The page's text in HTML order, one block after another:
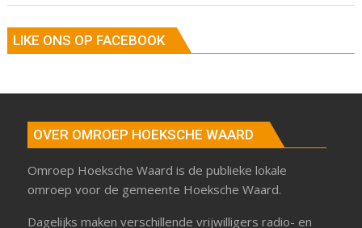
LIKE ONS OP FACEBOOK
OVER OMROEP HOEKSCHE WAARD
Omroep Hoeksche Waard is de publieke lokale
omroep voor de gemeente Hoeksche Waard.
Dagelijks maken verschillende vrijwilligers radio- en